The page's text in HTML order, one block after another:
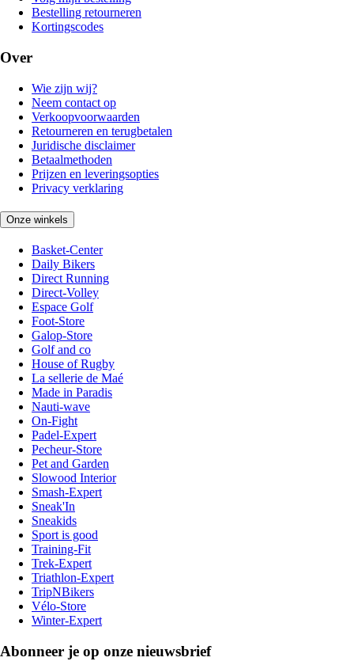
Bestelling retourneren
Kortingscodes
Over
Wie zijn wij?
Neem contact op
Verkoopvoorwaarden
Retourneren en terugbetalen
Juridische disclaimer
Betaalmethoden
Prijzen en leveringsopties
Privacy verklaring
Onze winkels
Basket-Center
Daily Bikers
Direct Running
Direct-Volley
Espace Golf
Foot-Store
Galop-Store
Golf and co
House of Rugby
La sellerie de Maé
Made in Paradis
Nauti-wave
On-Fight
Padel-Expert
Pecheur-Store
Pet and Garden
Slowood Interior
Smash-Expert
Sneak'In
Sneakids
Sport is good
Training-Fit
Trek-Expert
Triathlon-Expert
TripNBikers
Vélo-Store
Winter-Expert
Abonneer je op onze nieuwsbrief